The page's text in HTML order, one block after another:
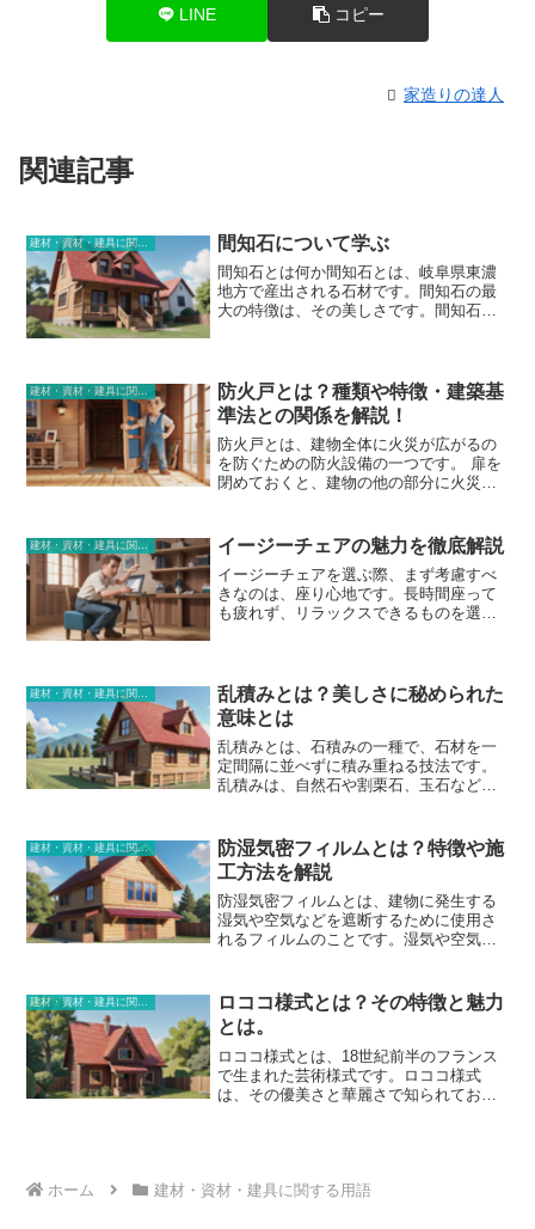
LINE コピー
家造りの達人
関連記事
建材・資材・建具に関する用語 間知石について学ぶ
間知石とは何か間知石とは、岐阜県東濃
地方で産出される石材です。間知石の最
大の特徴は、その美しさです。間知石
石の成分である石灰岩が、長年にわたっ
て浸食されてできたものです。間知石
は、その美しさから、古くから石材とし
て利用されてきました。間知石は、岐阜
県東濃地方の多くの公共施設や民家に使
用されています。また、間知石は、岐阜
います。
防火戸とは？種類や特徴・建築基
準法との関係を解説！
防火戸とは、建物全体に火災が広がるの
を防ぐための防火設備の一つです。 扉を
閉めておくと、建物の他の部分に火災が
でできており、耐火性能に応じて様々な
等級があります。防火戸の役割は、火災
が発生したときに、延焼を防ぎ、火災を
初期段階で抑え込むことです。これは、
防火戸が火災の煙や熱を遮断して、火災
に、防火戸を閉めておくと、避難経路が
確保され、人々が安全に避難することが
できます。防火戸の特徴としては、耐火
性能が高いことです。 防火戸は、耐火性
能に応じて様々な等級があり、耐火性能
が高い防火戸は、長時間にわたって火災
でできており、強度が高いため、簡単に
破損することはありません。さらに、防
火戸は、様々なデザインやカラーバリエ
ーションがあるので、建物の外観に合わ
せて選ぶことができます。
建材・資材・建具に関する用語 イージーチェアの魅力を徹底解説
イージーチェアを選ぶ際、まず考慮すべ
きなのは、座り心地です。長時間座って
も疲れず、リラックスできるものを選び
う。また、 イージーチェアはインテリア
の一部にもなります。部屋の雰囲気に合
ったデザインのものを選ぶと、より快適
に過ごすことができます。リビングに置
く場合は、ソファとのコーディネートも
考慮しましょう。イージーチェアを選ぶ
ものなど、さまざまな機能を備えたイー
ジーチェアがあります。自分の生活スタ
イルに合わせて、必要な機能を備えたも
のを選びましょう。また、イージーチェ
アはカバーリングタイプのものも多く、
洗濯機で丸洗いできるものもあります。
乱積みとは？美しさに秘められた
意味とは
乱積みとは、石積みの一種で、石材を一
定間隔に並べずに積み重ねる技法です。
乱積みは、自然石や割栗石、玉石など、
時代から行われていたと言われていま
す。日本には、平安時代頃に中国から伝
わり、庭園や城郭、寺院など様々な建築
物に使用されてきました。乱積みの特徴
は、石材を積み重ねる際にモルタルやセ
メントなどの接着剤を使用しないことで
がりになります。また、乱積みは、石材
の形状や色、大きさなどをランダムに組
み合わせるので、同じ乱積みが二つと存
在しません。乱積みの美しさは、その自
然な風合いと、石材の形状や色、大きさ
などの組み合わせによるものです。ま
てその美しさを保つことができます。
建材・資材・建具に関する用語
防湿気密フィルムとは？特徴や施
工方法を解説
防湿気密フィルムとは、建物に発生する
湿気や空気などを遮断するために使用さ
れるフィルムのことです。湿気や空気の
やダニの発生を抑える効果もあります。
防湿気密フィルムの特徴としては、湿気
や空気の遮断性が高いことが挙げられま
す。これにより、建物内の湿気や空気を
遮断して結露やカビの発生を抑えること
ができます。また、耐候性や耐久性に優
挙げられます。特殊な工具等を必要とせ
建材・資材・建具に関する用語
ロココ様式とは？その特徴と魅力
とは。
ロココ様式とは、18世紀前半のフランス
で生まれた芸術様式です。ロココ様式
は、その優美さと華麗さで知られてお
す。また、ロココ様式は、淡いパステル
ホーム 建材・資材・建具に関する用語